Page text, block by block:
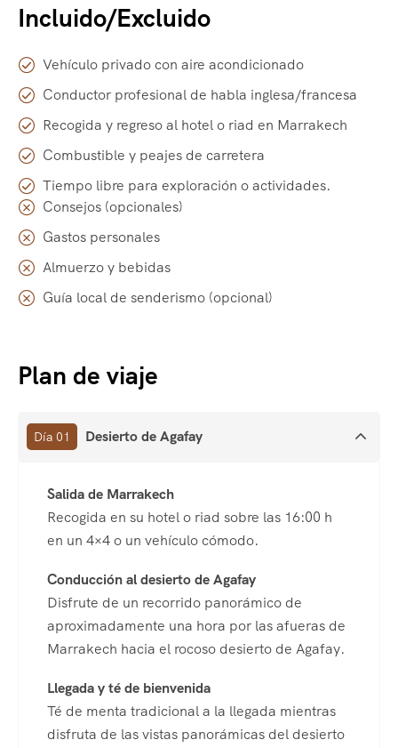
Incluido/Excluido
Vehículo privado con aire acondicionado
Conductor profesional de habla inglesa/francesa
Recogida y regreso al hotel o riad en Marrakech
Combustible y peajes de carretera
Tiempo libre para exploración o actividades.
Consejos (opcionales)
Gastos personales
Almuerzo y bebidas
Guía local de senderismo (opcional)
Plan de viaje
Día 01 Desierto de Agafay
Salida de Marrakech
Recogida en su hotel o riad sobre las 16:00 h
en un 4×4 o un vehículo cómodo.
Conducción al desierto de Agafay
Disfrute de un recorrido panorámico de
aproximadamente una hora por las afueras de
Marrakech hacia el rocoso desierto de Agafay.
Llegada y té de bienvenida
Té de menta tradicional a la llegada mientras
disfruta de las vistas panorámicas del desierto